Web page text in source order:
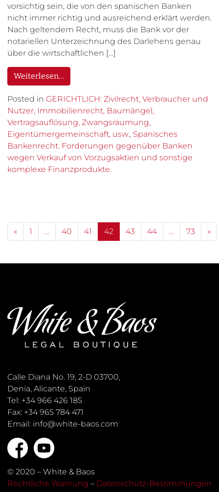
vorsichtig sein, die von den spanischen Banken
nicht immer richtig und ausreichend erklärt werden.
Nach geltendem Recht, muss die Bank vor der
notariellen Unterzeichnung des Darlehens genau
über die wirtschaftlichen […]
Weiterlesen…
Posted in GERICHTLICH: Zivilrecht, Verbraucher und
Nutzer, Immobilienrecht, Baumängel,
Vertragsauflösung, Zwangsräumung,
Eigentümergemeinschaft, usw., Spanisches
Bankenrecht. Forderungen gegenüber Banken
wegen Verkauf von Vorzugsaktien und sonstige
komplexe Finanzprodukte.
Posts navigation
« 1 … 40 41 42 43 44 … 73 »
Calle Diana No. 19, 2-D 03700,
Denia, Alicante, Spain
Tel: +34 966 426 185
Fax: +34 965 784 471
Email: info@white-baos.com
© 2020 – White & Baos
Rechtliche Warnung – Datenschutz-Bestimmungen